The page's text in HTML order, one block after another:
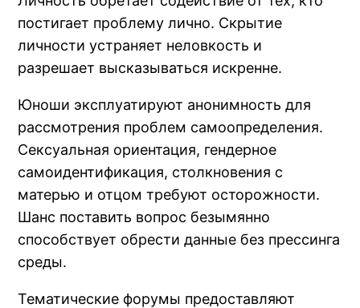
постигает проблему лично. Скрытие
личности устраняет неловкость и
разрешает высказываться искренне.
Юноши эксплуатируют анонимность для
рассмотрения проблем самоопределения.
Сексуальная ориентация, гендерное
самоидентификация, столкновения с
матерью и отцом требуют осторожности.
Шанс поставить вопрос безымянно
способствует обрести данные без прессинга
среды.
Тематические форумы предоставляют